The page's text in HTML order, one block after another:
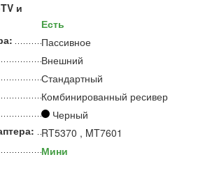
и
Есть
Пассивное
Внешний
Стандартный
Комбинированный ресивер
Черный
RT5370 , MT7601
Мини